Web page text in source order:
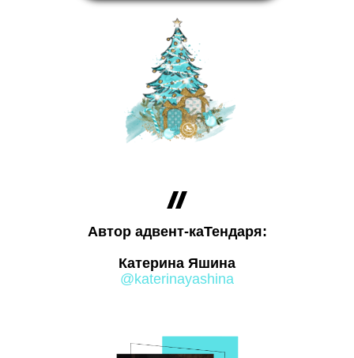
Автор адвент-каТендаря:
Катерина Яшина
@katerinayashina